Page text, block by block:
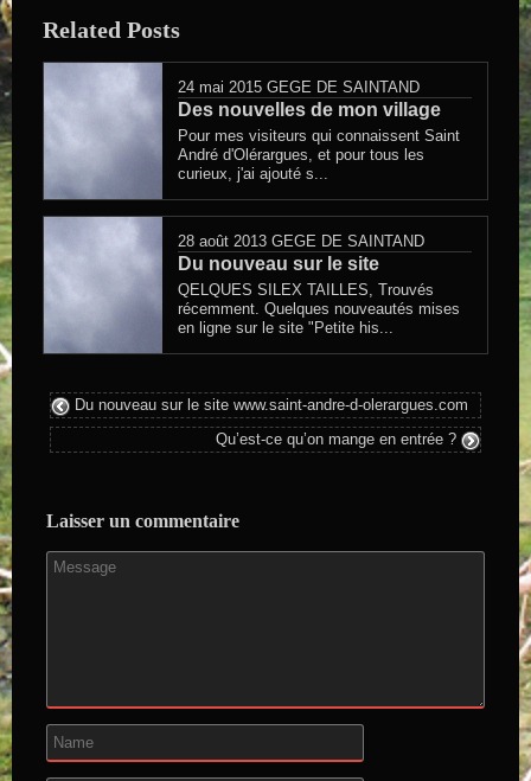
Related Posts
24 mai 2015 GEGE DE SAINTAND
Des nouvelles de mon village
Pour mes visiteurs qui connaissent Saint
André d'Olérargues, et pour tous les
curieux, j'ai ajouté s...
28 août 2013 GEGE DE SAINTAND
Du nouveau sur le site
QELQUES SILEX TAILLES, Trouvés
récemment. Quelques nouveautés mises
en ligne sur le site "Petite his...
Du nouveau sur le site www.saint-andre-d-olerargues.com
Qu’est-ce qu’on mange en entrée ?
Laisser un commentaire